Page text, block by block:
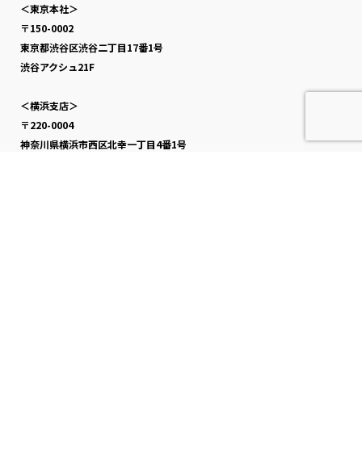
＜東京本社＞
〒150-0002
東京都渋谷区渋谷二丁目17番1号
渋谷アクシュ21F
＜横浜支店＞
〒220-0004
神奈川県横浜市西区北幸一丁目4番1号